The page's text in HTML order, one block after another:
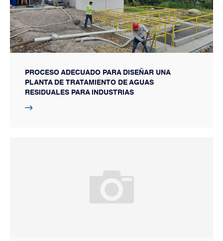
PROCESO ADECUADO PARA DISEÑAR UNA
PLANTA DE TRATAMIENTO DE AGUAS
RESIDUALES PARA INDUSTRIAS